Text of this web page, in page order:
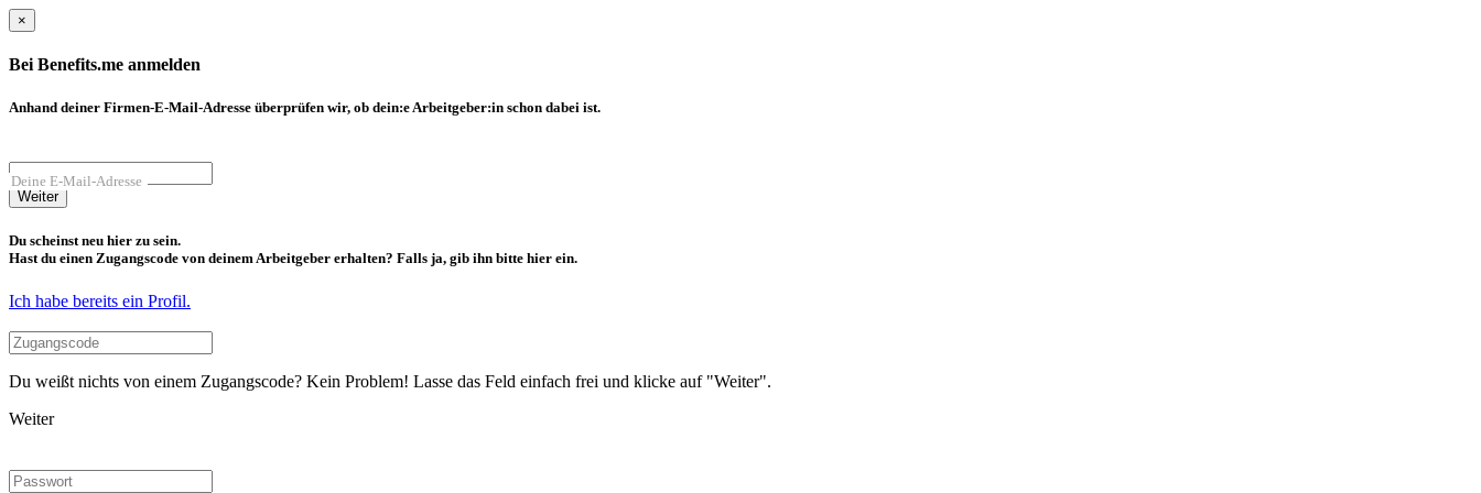
×
Bei Benefits.me anmelden
Anhand deiner Firmen-E-Mail-Adresse überprüfen wir, ob dein:e Arbeitgeber:in schon dabei ist.
Deine E-Mail-Adresse
Weiter
Du scheinst neu hier zu sein.
Hast du einen Zugangscode von deinem Arbeitgeber erhalten? Falls ja, gib ihn bitte hier ein.
Ich habe bereits ein Profil.
Du weißt nichts von einem Zugangscode? Kein Problem! Lasse das Feld einfach frei und klicke auf "Weiter".
Weiter